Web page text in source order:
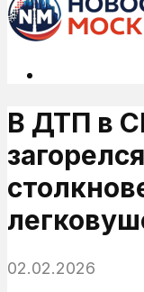
В ДТП в
02.02.2026